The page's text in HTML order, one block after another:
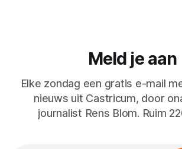
Meld je aan
Elke zondag een gratis e-mail
nieuws uit Castricum, door
journalist Rens Blom. Ruim